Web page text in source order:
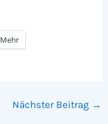
Mehr
Nächster Beitrag →